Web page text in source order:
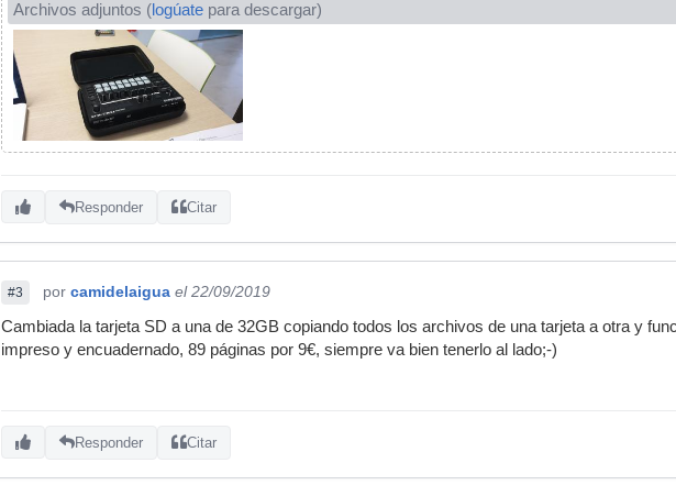
Archivos adjuntos (logúate para descargar)
Responder Citar
#3 por camidelaigua el 22/09/2019
Cambiada la tarjeta SD a una de 32GB copiando todos los archivos de una tarjeta a otra y
impreso y encuadernado, 89 páginas por 9€, siempre va bien tenerlo al lado;-)
Responder Citar